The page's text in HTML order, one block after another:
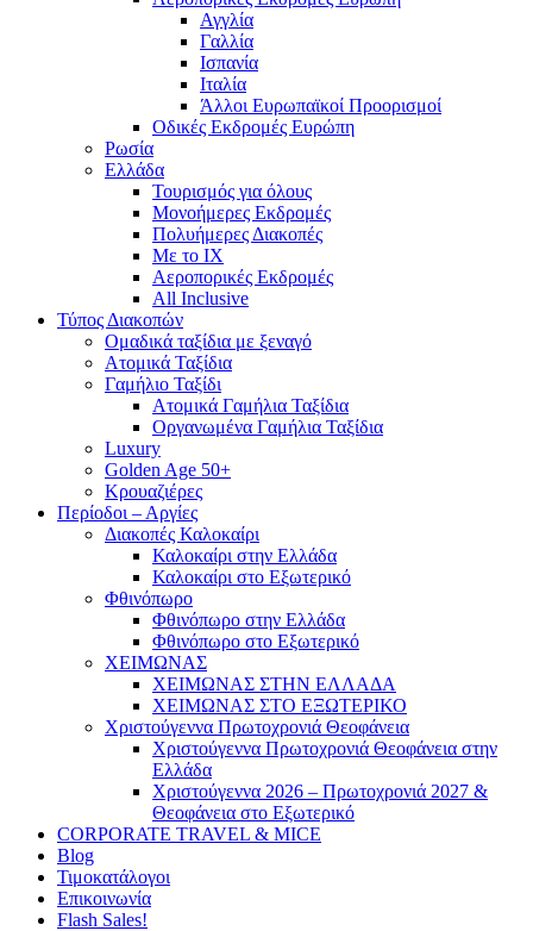
Αγγλία
Γαλλία
Ισπανία
Ιταλία
Άλλοι Ευρωπαϊκοί Προορισμοί
Οδικές Εκδρομές Ευρώπη
Ρωσία
Ελλάδα
Τουρισμός για όλους
Mονοήμερες Εκδρομές
Πολυήμερες Διακοπές
Με το ΙΧ
Αεροπορικές Εκδρομές
All Inclusive
Τύπος Διακοπών
Ομαδικά ταξίδια με ξεναγό
Ατομικά Ταξίδια
Γαμήλιο Ταξίδι
Ατομικά Γαμήλια Ταξίδια
Οργανωμένα Γαμήλια Ταξίδια
Luxury
Golden Age 50+
Κρουαζιέρες
Περίοδοι – Αργίες
Διακοπές Καλοκαίρι
Καλοκαίρι στην Ελλάδα
Καλοκαίρι στο Εξωτερικό
Φθινόπωρο
Φθινόπωρο στην Ελλάδα
Φθινόπωρο στο Εξωτερικό
ΧΕΙΜΩΝΑΣ
ΧΕΙΜΩΝΑΣ ΣΤΗΝ ΕΛΛΑΔΑ
ΧΕΙΜΩΝΑΣ ΣΤΟ ΕΞΩΤΕΡΙΚΟ
Χριστούγεννα Πρωτοχρονιά Θεοφάνεια
Χριστούγεννα Πρωτοχρονιά Θεοφάνεια στην
Ελλάδα
Χριστούγεννα 2026 – Πρωτοχρονιά 2027 &
Θεοφάνεια στο Εξωτερικό
CORPORATE TRAVEL & MICE
Blog
Τιμοκατάλογοι
Επικοινωνία
Flash Sales!